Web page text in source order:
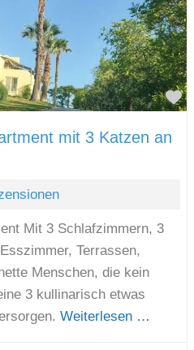
mit 3 Katzen an
Mit 3 Schlafzimmern, 3
Terrassen,
Menschen, die kein
3 kullinarisch etwas
Weiterlesen …